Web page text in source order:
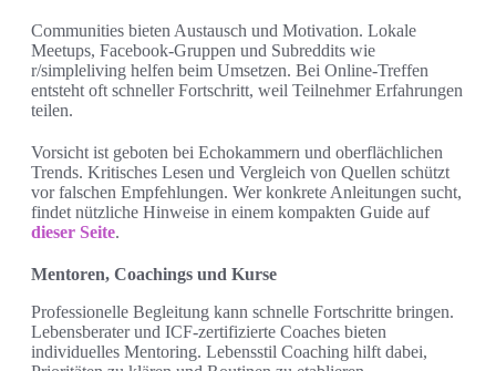
Communities bieten Austausch und Motivation. Lokale
Meetups, Facebook-Gruppen und Subreddits wie
r/simpleliving helfen beim Umsetzen. Bei Online-Treffen
entsteht oft schneller Fortschritt, weil Teilnehmer Erfahrungen
teilen.
Vorsicht ist geboten bei Echokammern und oberflächlichen
Trends. Kritisches Lesen und Vergleich von Quellen schützt
vor falschen Empfehlungen. Wer konkrete Anleitungen sucht,
findet nützliche Hinweise in einem kompakten Guide auf
dieser Seite.
Mentoren, Coachings und Kurse
Professionelle Begleitung kann schnelle Fortschritte bringen.
Lebensberater und ICF-zertifizierte Coaches bieten
individuelles Mentoring. Lebensstil Coaching hilft dabei,